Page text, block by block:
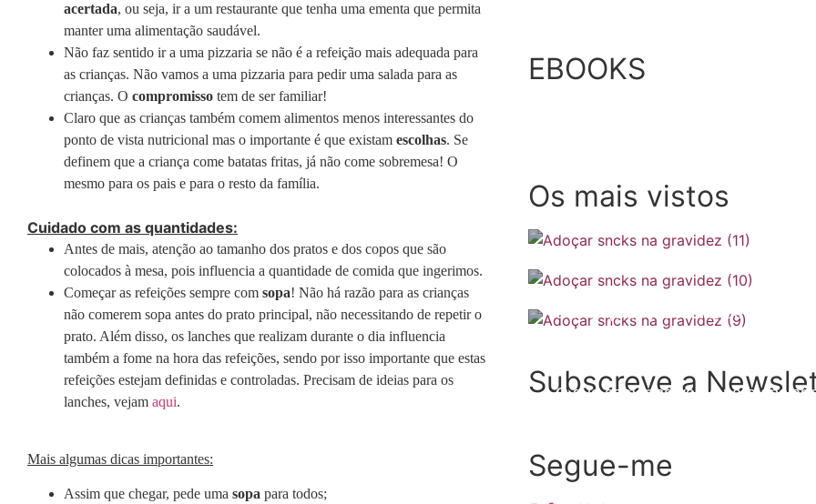
acertada, ou seja, ir a um restaurante que tenha uma ementa que permita
manter uma alimentação saudável.
Não faz sentido ir a uma pizzaria se não é a refeição mais adequada para
as crianças. Não vamos a uma pizzaria para pedir uma salada para as
crianças. O compromisso tem de ser familiar!
Claro que as crianças também comem alimentos menos interessantes do
ponto de vista nutricional mas o importante é que existam escolhas. Se
definem que a criança come batatas fritas, já não come sobremesa! O
mesmo para os pais e para o resto da família.
Cuidado com as quantidades:
Antes de mais, atenção ao tamanho dos pratos e dos copos que são
colocados à mesa, pois influencia a quantidade de comida que ingerimos.
Começar as refeições sempre com sopa! Não há razão para as crianças
não comerem sopa antes do prato principal, não necessitando de repetir o
prato. Além disso, os lanches que realizam durante o dia influencia
também a fome na hora das refeições, sendo por isso importante que estas
refeições estejam definidas e controladas. Precisam de ideias para os
lanches, vejam aqui.
Mais algumas dicas importantes:
Assim que chegar, pede uma sopa para todos;
EBOOKS
Os mais vistos
SOMP (SOP): 5 Ideias de
O que comer no verão para apoiar
Subscreve a
Segue-me